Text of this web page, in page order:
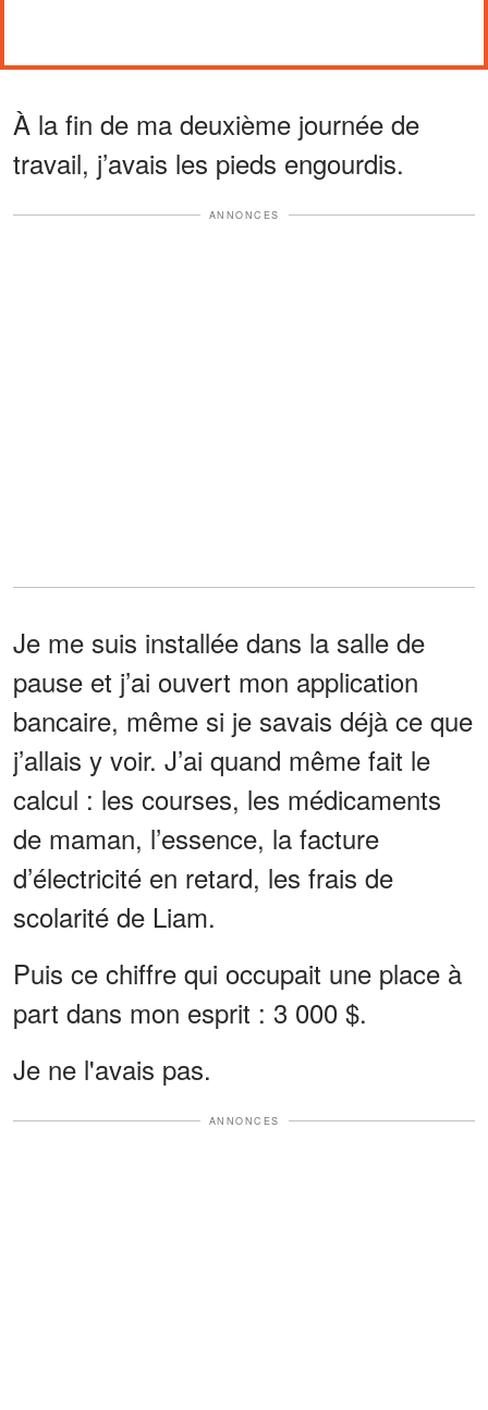
À la fin de ma deuxième journée de
travail, j’avais les pieds engourdis.
ANNONCES
Je me suis installée dans la salle de
pause et j’ai ouvert mon application
bancaire, même si je savais déjà ce que
j’allais y voir. J’ai quand même fait le
calcul : les courses, les médicaments
de maman, l’essence, la facture
d’électricité en retard, les frais de
scolarité de Liam.
Puis ce chiffre qui occupait une place à
part dans mon esprit : 3 000 $.
Je ne l'avais pas.
ANNONCES